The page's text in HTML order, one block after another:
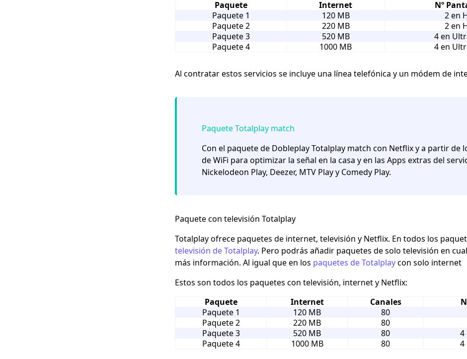
Paquete
Internet Nº
Paquete 1
120 MB 2 en
Paquete 2
220 MB 2 en
Paquete 3
520 MB 4 en
Paquete 4
1000 MB 4 en
Al contratar estos servicios se incluye una línea telefónica y un módem de
Paquete Totalplay match
Con el paquete de Dobleplay Totalplay match con Netflix y a partir de
de WiFi para optimizar la señal en la casa y en las Apps extras del
Nickelodeon Play, Deezer, MTV Play y Comedy Play.
Paquete con televisión Totalplay
Totalplay ofrece paquetes de internet, televisión y Netflix. En todos los
televisión de Totalplay. Pero podrás añadir paquetes de solo televisión en
más información. Al igual que en los paquetes de Totalplaycon solo internet
Estos son todos los paquetes con televisión, internet y Netflix:
Paquete
Internet Canales
Paquete 1
120 MB 80
Paquete 2
220 MB 80
Paquete 3
520 MB 80 4
Paquete 4
1000 MB 80 4